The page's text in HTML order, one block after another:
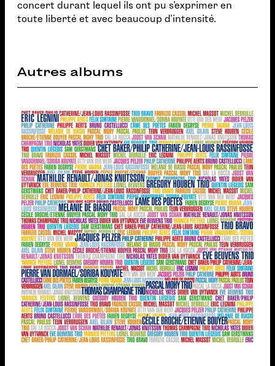
concert durant lequel ils ont pu s’exprimer en
toute liberté et avec beaucoup d’intensité.
Autres albums